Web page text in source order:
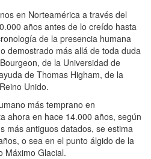
en Norteamérica a través del
años antes de lo creído hasta
de la presencia humana
demostrado más allá de toda duda
de la Universidad de
de Thomas Higham, de la
Unido.
más temprano en
ahora en hace 14.000 años, según
más antiguos datados, se estima
o sea en el punto álgido de la
Máximo Glacial.